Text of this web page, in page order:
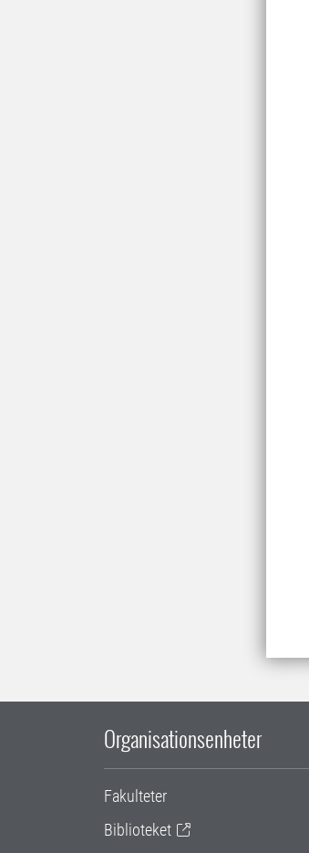
Organisationsenheter
Fakulteter
Biblioteket